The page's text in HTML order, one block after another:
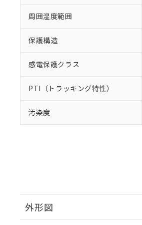
周囲湿度範囲
保護構造
感電保護クラス
PTI（トラッキング特性）
汚染度
外形図